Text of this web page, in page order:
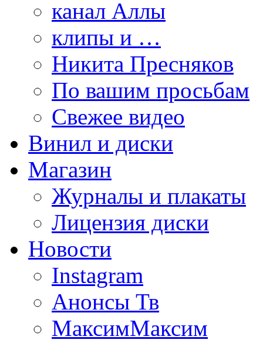
канал Аллы
клипы и …
Никита Пресняков
По вашим просьбам
Свежее видео
Винил и диски
Магазин
Журналы и плакаты
Лицензия диски
Новости
Instagram
Анонсы Тв
МаксимМаксим